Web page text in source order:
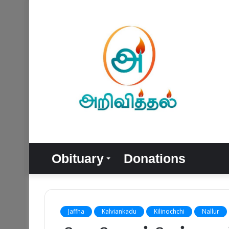
Obituary Donations
Jaffna Kalviankadu Kilinochchi Nallur